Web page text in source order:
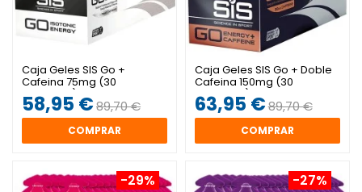
Caja Geles SIS Go +
Cafeina 75mg (30
unidades)
58,95 €89,70 €
COMPRAR
Caja Geles SIS Go + Doble
Cafeina 150mg (30
unidades)
63,95 €89,70 €
COMPRAR
-29% -27%